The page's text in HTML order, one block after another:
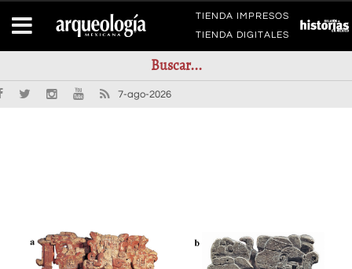
TIENDA IMPRESOS
TIENDA DIGITALES
7-ago-2026